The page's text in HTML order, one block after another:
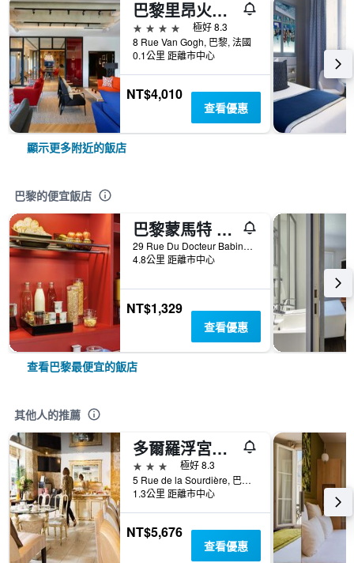
巴黎里昂火車站公民酒店
4星級
極好 8.3
8 Rue Van Gogh, 巴黎, 法國
0.1公里 距離市中心
NT$4,010
查看優惠
顯示更多附近的飯店
巴黎的便宜飯店
巴黎蒙馬特 F1 酒店 - 巴黎
29 Rue Du Docteur Babinski, 巴黎, 法國
4.8公里 距離市中心
NT$1,329
查看優惠
查看巴黎最便宜的飯店
其他人的推薦
多爾羅浮宮獅子酒店 - 巴黎
3星級
極好 8.3
5 Rue de la Sourdière, 巴黎, 法國
1.3公里 距離市中心
NT$5,676
查看優惠